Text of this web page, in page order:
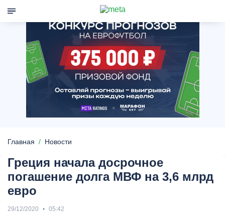
Главная Новости
Греция начала досрочное
погашение долга МВФ на 3,6 млрд
евро
29/12/2020 05:42